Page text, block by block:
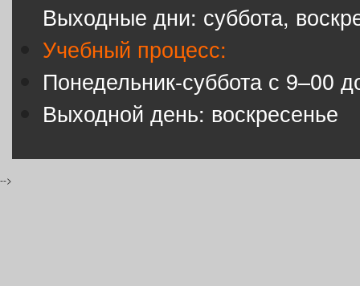
Выходные дни: суббота,
Учебный процесс:
Понедельник-суббота с 9–00
Выходной день: воскресенье
-->